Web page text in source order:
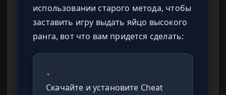
использовании старого метода, чтобы
заставить игру выдать яйцо высокого
ранга, вот что вам придется сделать:
✦
Скачайте и установите Cheat